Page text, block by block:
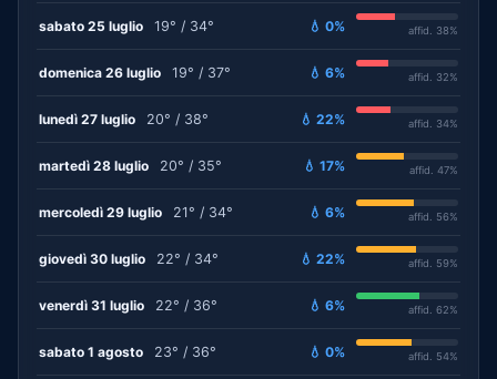
sabato 25 luglio 19° / 34° 💧 0% affid. 38%
domenica 26 luglio 19° / 37° 💧 6% affid. 32%
lunedì 27 luglio 20° / 38° 💧 22% affid. 34%
martedì 28 luglio 20° / 35° 💧 17% affid. 47%
mercoledì 29 luglio 21° / 34° 💧 6% affid. 56%
giovedì 30 luglio 22° / 34° 💧 22% affid. 59%
venerdì 31 luglio 22° / 36° 💧 6% affid. 62%
sabato 1 agosto 23° / 36° 💧 0% affid. 54%